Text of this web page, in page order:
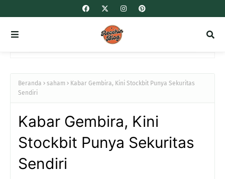
Beranda saham
Kabar Gembira, Kini Stockbit Punya Sekuritas
Sendiri
Kabar Gembira, Kini
Stockbit Punya Sekuritas
Sendiri